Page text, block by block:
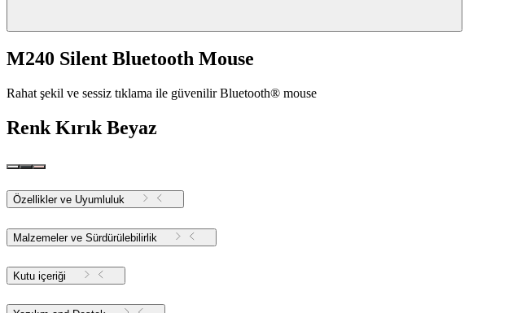
M240 Silent Bluetooth Mouse
Rahat şekil ve sessiz tıklama ile güvenilir Bluetooth® mouse
Renk Kırık Beyaz
Özellikler ve Uyumluluk
Malzemeler ve Sürdürülebilirlik
Kutu içeriği